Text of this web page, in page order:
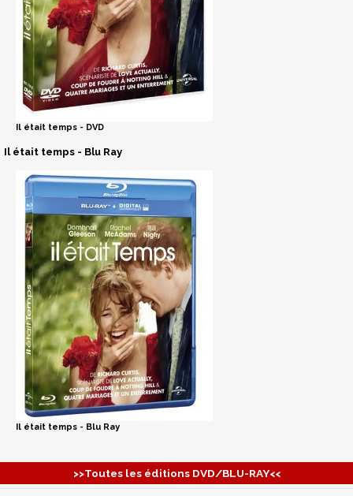
Il était temps - DVD
Il était temps - Blu Ray
Il était temps - Blu Ray
>>Toutes les éditions DVD/BLU-RAY<<